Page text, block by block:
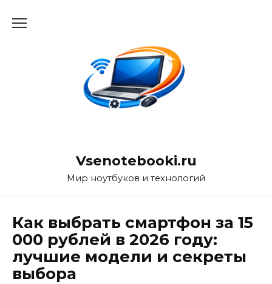
Vsenotebooki.ru
Мир ноутбуков и технологий
Как выбрать смартфон за 15
000 рублей в 2026 году:
лучшие модели и секреты
выбора